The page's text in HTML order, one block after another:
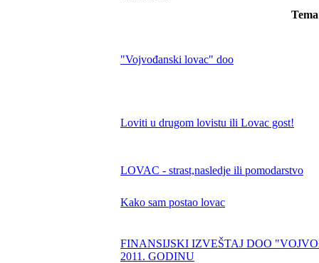
Tema
"Vojvođanski lovac" doo
Loviti u drugom lovistu ili Lovac gost!
LOVAC - strast,nasledje ili pomodarstvo
Kako sam postao lovac
FINANSIJSKI IZVEŠTAJ DOO
2011. GODINU